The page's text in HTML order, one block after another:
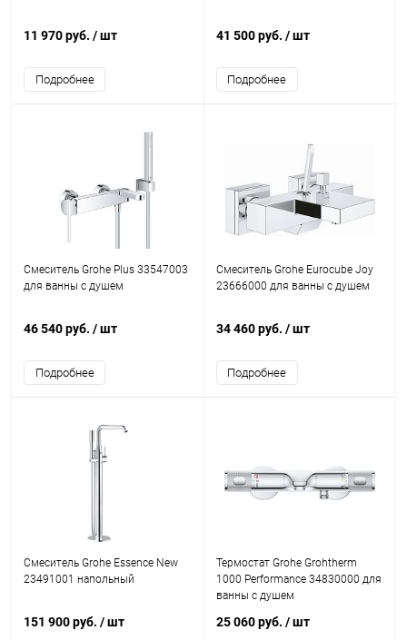
11 970 руб. / шт
Подробнее
41 500 руб. / шт
Подробнее
Смеситель Grohe Plus 33547003
для ванны с душем
46 540 руб. / шт
Подробнее
Смеситель Grohe Eurocube Joy
23666000 для ванны с душем
34 460 руб. / шт
Подробнее
Смеситель Grohe Essence New
23491001 напольный
151 900 руб. / шт
Термостат Grohe Grohtherm
1000 Performance 34830000 для
ванны с душем
25 060 руб. / шт